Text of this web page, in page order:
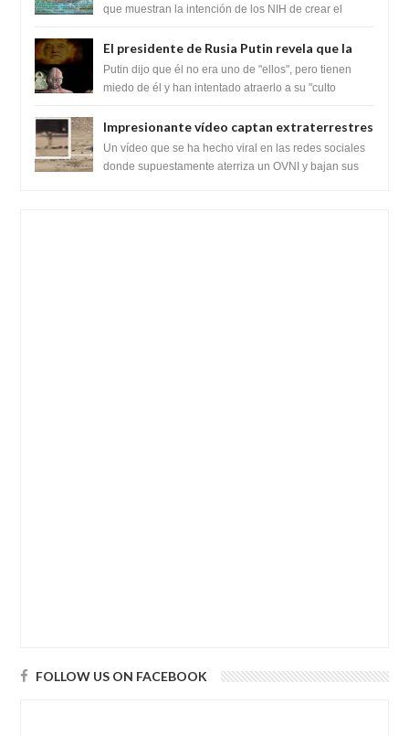
SARS-CoV-2, utilizando la investigación de
que muestran la intención de los NIH de crear el
El presidente de Rusia Putin revela que la
clase dominante en el mundo son los
híbridos reptiles
Putin dijo que él no era uno de "ellos", pero tienen
miedo de él y han intentado atraerlo a su "culto
Impresionante vídeo captan extraterrestres
bajando de un OVNI en Arabia Saudita
Un vídeo que se ha hecho viral en las redes sociales
donde supuestamente aterriza un OVNI y bajan sus
FOLLOW US ON FACEBOOK